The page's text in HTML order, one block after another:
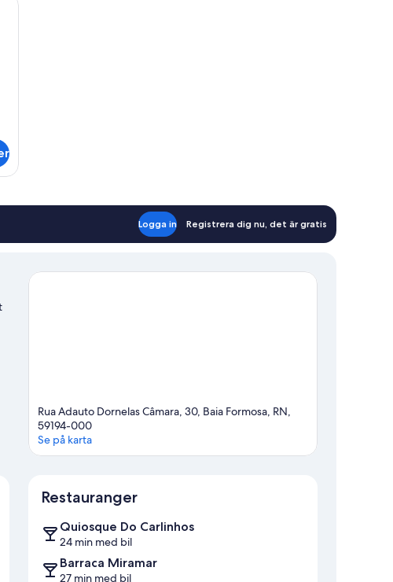
Logga in Registrera dig nu, det är gratis
Rua Adauto Dornelas Câmara, 30, Baia Formosa, RN,
59194-000
Se på karta
Restauranger
Quiosque Do Carlinhos
24 min med bil
Barraca Miramar
27 min med bil